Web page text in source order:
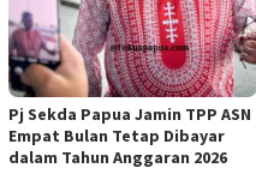
Pj Sekda Papua Jamin TPP ASN
Empat Bulan Tetap Dibayar
dalam Tahun Anggaran 2026